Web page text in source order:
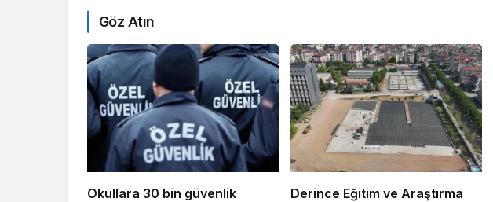
Göz Atın
Okullara 30 bin güvenlik
Derince Eğitim ve Araştırma